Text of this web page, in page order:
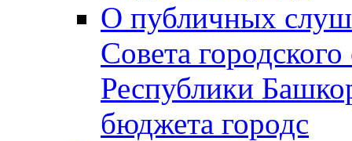
О публичных
Совета
Республики
бюджета городс